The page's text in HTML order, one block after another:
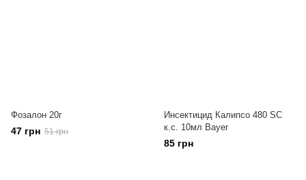
Фозалон 20г
47 грн 51 грн
Инсектицид Калипсо 480 SC
к.с. 10мл Bayer
85 грн